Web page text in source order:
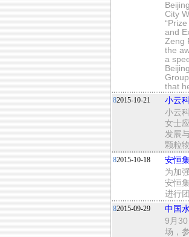
City
and
Zeng
the
a
that
82015-10-21
小云
小云
女士
发展
颗粒
82015-10-18
安恒
为加
安恒
进行
82015-09-29
中国
9月
场，